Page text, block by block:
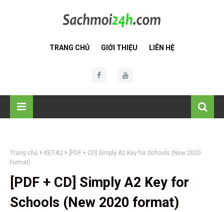
TRANG CHỦ GIỚI THIỆU LIÊN HỆ
Trang chủ KET-A2
[PDF + CD] Simply A2 Key for Schools (New 2020
format)
[PDF + CD] Simply A2 Key for
Schools (New 2020 format)